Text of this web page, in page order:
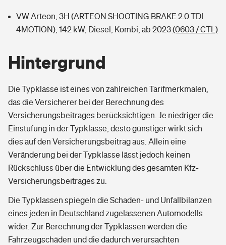
VW Arteon, 3H (ARTEON SHOOTING BRAKE 2.0 TDI
4MOTION), 142 kW, Diesel, Kombi, ab 2023(0603 / CTL)
Hintergrund
Die Typklasse ist eines von zahlreichen Tarifmerkmalen,
das die Versicherer bei der Berechnung des
Versicherungsbeitrages berücksichtigen. Je niedriger die
Einstufung in der Typklasse, desto günstiger wirkt sich
dies auf den Versicherungsbeitrag aus. Allein eine
Veränderung bei der Typklasse lässt jedoch keinen
Rückschluss über die Entwicklung des gesamten Kfz-
Versicherungsbeitrages zu.
Die Typklassen spiegeln die Schaden- und Unfallbilanzen
eines jeden in Deutschland zugelassenen Automodells
wider. Zur Berechnung der Typklassen werden die
Fahrzeugschäden und die dadurch verursachten